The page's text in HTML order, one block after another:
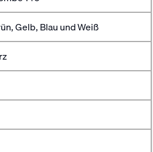
Gelb, Blau und Weiß